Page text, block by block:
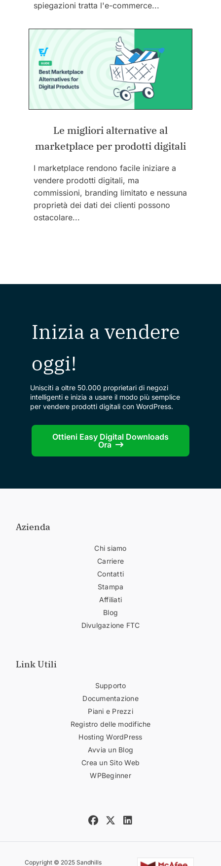
spiegazioni tratta l'e-commerce...
Le migliori alternative al
marketplace per prodotti digitali
I marketplace rendono facile iniziare a
vendere prodotti digitali, ma
commissioni, branding limitato e nessuna
proprietà dei dati dei clienti possono
ostacolare...
Inizia a vendere
oggi!
Unisciti a oltre 50.000 proprietari di negozi
intelligenti e inizia a usare il modo più semplice
per vendere prodotti digitali con WordPress.
Ottieni Easy Digital Downloads
Ora
Azienda
Chi siamo
Carriere
Contatti
Stampa
Affiliati
Blog
Divulgazione FTC
Link Utili
Supporto
Documentazione
Piani e Prezzi
Registro delle modifiche
Hosting WordPress
Avvia un Blog
Crea un Sito Web
WPBeginner
Copyright © 2025 Sandhills